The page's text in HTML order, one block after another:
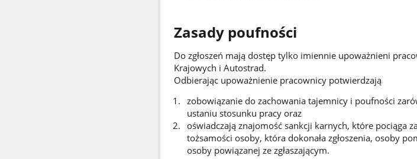
Zasady poufności
Do zgłoszeń mają dostęp tylko imiennie upoważnieni
Krajowych i Autostrad.
Odbierając upoważnienie pracownicy potwierdzają
zobowiązanie do zachowania tajemnicy i poufności
ustaniu stosunku pracy oraz
oświadczają znajomość sankcji karnych, które pociąga
tożsamości osoby, która dokonała zgłoszenia, osoby
osoby powiązanej ze zgłaszającym.